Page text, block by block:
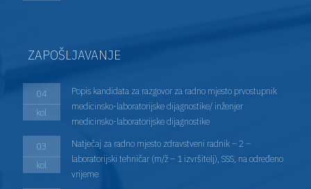
ZAPOŠLJAVANJE
04
kol
Popis kandidata za razgovor za radno mjesto prvostupnik
medicinsko-laboratorijske dijagnostike/ inženjer
medicinsko-laboratorijske dijagnostike
03
kol
Natječaj za radno mjesto zdravstveni radnik – 2 –
laboratorijski tehničar (m/ž – 1 izvršitelj), SSS, na određeno
vrijeme